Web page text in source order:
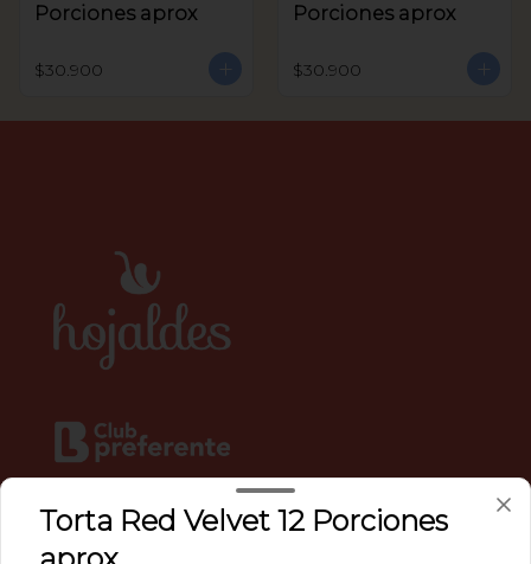
Porciones aprox
$30.900
Porciones aprox
$30.900
Torta Red Velvet 12 Porciones